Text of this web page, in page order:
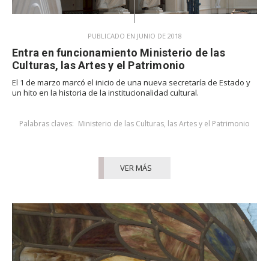
PUBLICADO EN JUNIO DE 2018
Entra en funcionamiento Ministerio de las
Culturas, las Artes y el Patrimonio
El 1 de marzo marcó el inicio de una nueva secretaría de Estado y
un hito en la historia de la institucionalidad cultural.
Palabras claves: Ministerio de las Culturas, las Artes y el Patrimonio
VER MÁS